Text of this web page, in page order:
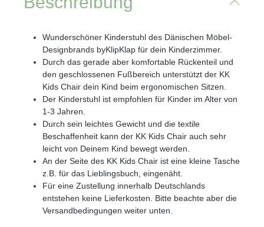
Wunderschöner Kinderstuhl des Dänischen Möbel-
Designbrands byKlipKlap für dein Kinderzimmer.
Durch das gerade aber komfortable Rückenteil und
den geschlossenen Fußbereich unterstützt der KK
Kids Chair dein Kind beim ergonomischen Sitzen.
Der Kinderstuhl ist empfohlen für Kinder im Alter von
1-3 Jahren.
Durch sein leichtes Gewicht und die textile
Beschaffenheit kann der KK Kids Chair auch sehr
leicht von Deinem Kind bewegt werden.
An der Seite des KK Kids Chair ist eine kleine Tasche
z.B. für das Lieblingsbuch, eingenäht.
Für eine Zustellung innerhalb Deutschlands
entstehen keine Lieferkosten. Bitte beachte aber die
Versandbedingungen weiter unten.